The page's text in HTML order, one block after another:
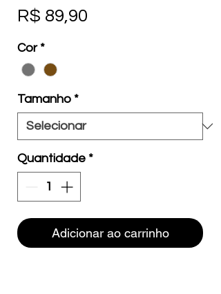
R$ 89,90
Cor *
Tamanho *
Quantidade *
Adicionar ao carrinho